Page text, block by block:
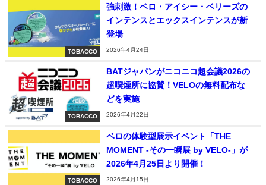
TOBACCO
強刺激！ベロ・アイシー・ベリーズの
インテンスとエックスインテンスが新
登場
2026年4月24日
TOBACCO
BATジャパンがニコニコ超会議2026の
超喫煙所に協賛！VELOの無料配布な
どを実施
2026年4月22日
TOBACCO
ベロの体験型展示イベント「THE
MOMENT -その一瞬展 by VELO-」が
2026年4月25日より開催！
2026年4月15日